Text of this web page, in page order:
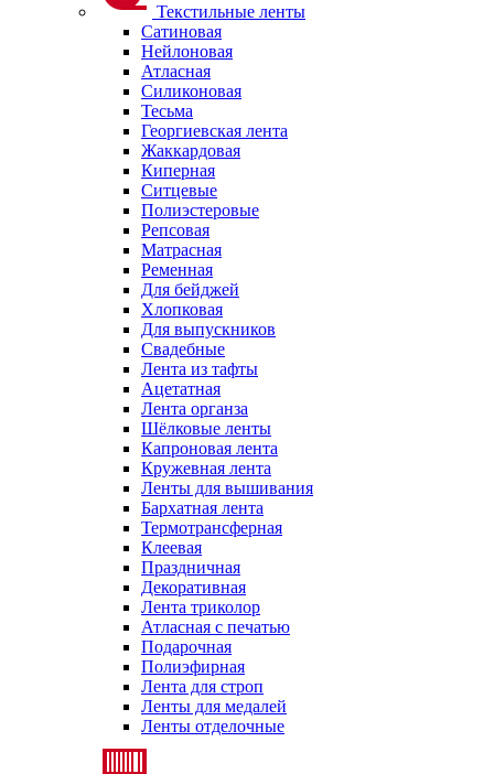
Текстильные ленты
Сатиновая
Нейлоновая
Атласная
Силиконовая
Тесьма
Георгиевская лента
Жаккардовая
Киперная
Ситцевые
Полиэстеровые
Репсовая
Матрасная
Ременная
Для бейджей
Хлопковая
Для выпускников
Свадебные
Лента из тафты
Ацетатная
Лента органза
Шёлковые ленты
Капроновая лента
Кружевная лента
Ленты для вышивания
Бархатная лента
Термотрансферная
Клеевая
Праздничная
Декоративная
Лента триколор
Атласная с печатью
Подарочная
Полиэфирная
Лента для строп
Ленты для медалей
Ленты отделочные